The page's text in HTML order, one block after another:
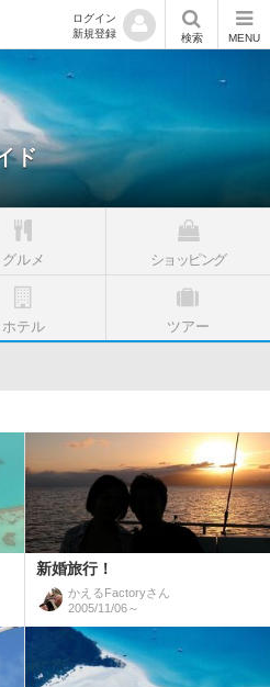
ログイン
新規登録
検索 MENU
ド
グルメ ショッピング
ホテル ツアー
新婚旅行！
かえるFactoryさん
2005/11/06～